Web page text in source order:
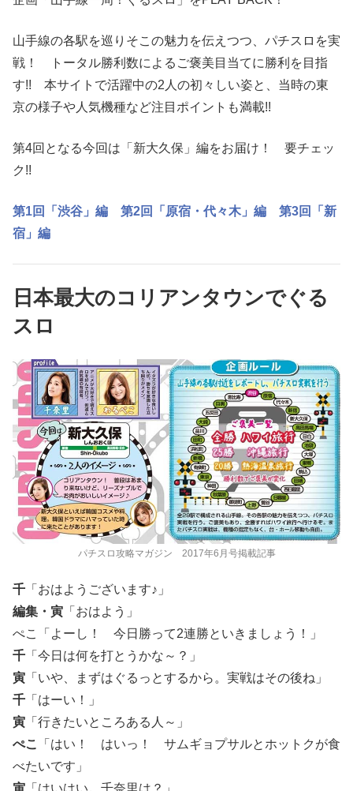
山手線の各駅を巡りそこの魅力を伝えつつ、パチスロを実
戦！ トータル勝利数によるご褒美目当てに勝利を目指
す!! 本サイトで活躍中の2人の初々しい姿と、当時の東
京の様子や人気機種など注目ポイントも満載!!
第4回となる今回は「新大久保」編をお届け！ 要チェッ
ク!!
第1回「渋谷」編 第2回「原宿・代々木」編
第3回「新
宿」編
日本最大のコリアンタウンでぐる
スロ
パチスロ攻略マガジン 2017年6月号掲載記事
千 「おはようございます♪」
編集・寅 「おはよう」
ぺこ「よーし！ 今日勝って2連勝といきましょう！」
千 「今日は何を打とうかな～？」
寅 「いや、まずはぐるっとするから。実戦はその後ね」
千 「はーい！」
寅 「行きたいところある人～」
ぺこ
「はい！ はいっ！ サムギョプサルとホットクが食
べたいです」